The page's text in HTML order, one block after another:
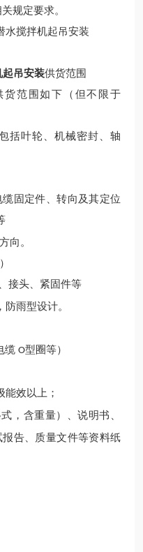
规定要求。
起吊安装供货范围
货范围如下（但不限于
包括叶轮、机械密封、轴
固定件、转向及其定位
向。
接头、紧固件等
雨型设计。
缆 O型圈等）
能效以上；
，含重量）、说明书、
告、质量文件等资料纸